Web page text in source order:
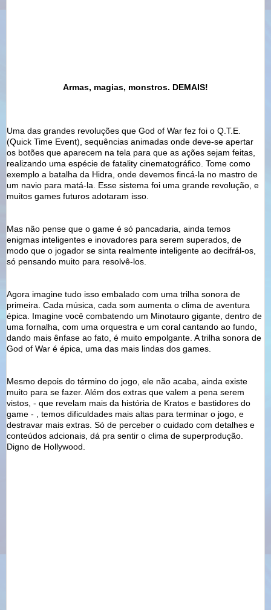
Armas, magias, monstros. DEMAIS!
Uma das grandes revoluções que God of War fez foi o Q.T.E.
(Quick Time Event), sequências animadas onde deve-se apertar
os botões que aparecem na tela para que as ações sejam feitas,
realizando uma espécie de fatality cinematográfico . Tome como
exemplo a batalha da Hidra, onde devemos fincá-la no mastro de
um navio para matá-la. Esse sistema foi uma grande revolução, e
muitos games futuros adotaram isso.
Mas não pense que o game é só pancadaria, ainda temos
enigmas inteligentes e inovadores para serem superados, de
modo que o jogador se sinta realmente inteligente ao decifrál-os,
só pensando muito para resolvê-los.
Agora imagine tudo isso embalado com uma trilha sonora de
primeira. Cada música, cada som aumenta o clima de aventura
épica. Imagine você combatendo um Minotauro gigante, dentro de
uma fornalha, com uma orquestra e um coral cantando ao fundo,
dando mais ênfase ao fato, é muito empolgante. A trilha sonora de
God of War é épica, uma das mais lindas dos games.
Mesmo depois do término do jogo, ele não acaba, ainda existe
muito para se fazer. Além dos extras que valem a pena serem
vistos, - que revelam mais da história de Kratos e bastidores do
game - , temos dificuldades mais altas para terminar o jogo, e
destravar mais extras. Só de perceber o cuidado com detalhes e
conteúdos adcionais , dá pra sentir o clima de superprodução
Digno de Hollywood.